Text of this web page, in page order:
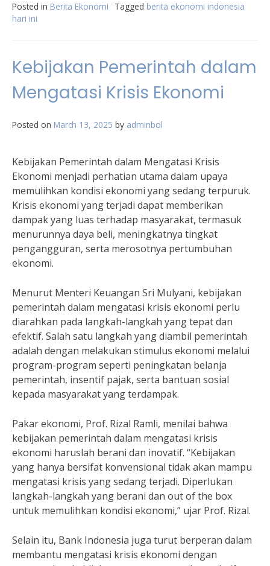
Posted in Berita Ekonomi Tagged berita ekonomi indonesia
hari ini
Kebijakan Pemerintah dalam
Mengatasi Krisis Ekonomi
Posted on March 13, 2025 by adminbol
Kebijakan Pemerintah dalam Mengatasi Krisis
Ekonomi menjadi perhatian utama dalam upaya
memulihkan kondisi ekonomi yang sedang terpuruk.
Krisis ekonomi yang terjadi dapat memberikan
dampak yang luas terhadap masyarakat, termasuk
menurunnya daya beli, meningkatnya tingkat
pengangguran, serta merosotnya pertumbuhan
ekonomi.
Menurut Menteri Keuangan Sri Mulyani, kebijakan
pemerintah dalam mengatasi krisis ekonomi perlu
diarahkan pada langkah-langkah yang tepat dan
efektif. Salah satu langkah yang diambil pemerintah
adalah dengan melakukan stimulus ekonomi melalui
program-program seperti peningkatan belanja
pemerintah, insentif pajak, serta bantuan sosial
kepada masyarakat yang terdampak.
Pakar ekonomi, Prof. Rizal Ramli, menilai bahwa
kebijakan pemerintah dalam mengatasi krisis
ekonomi haruslah berani dan inovatif. “Kebijakan
yang hanya bersifat konvensional tidak akan mampu
mengatasi krisis yang sedang terjadi. Diperlukan
langkah-langkah yang berani dan out of the box
untuk memulihkan kondisi ekonomi,” ujar Prof. Rizal.
Selain itu, Bank Indonesia juga turut berperan dalam
membantu mengatasi krisis ekonomi dengan